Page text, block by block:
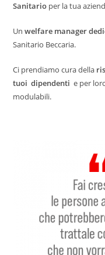
Sanitario per la tua
Unwelfare manager
Sanitario Beccaria.
Ci prendiamo cura della
tuoi dipendenti e per
modulabili.